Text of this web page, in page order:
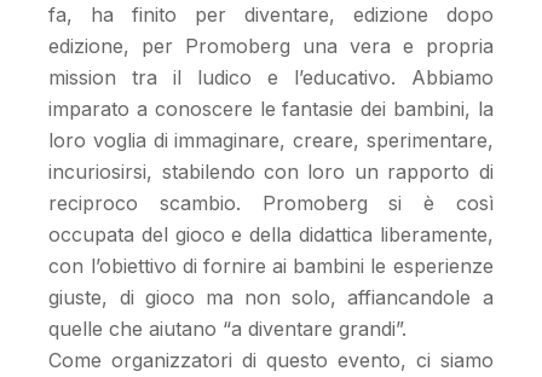
fa, ha finito per diventare, edizione dopo
edizione, per Promoberg una vera e propria
mission tra il ludico e l’educativo. Abbiamo
imparato a conoscere le fantasie dei bambini, la
loro voglia di immaginare, creare, sperimentare,
incuriosirsi, stabilendo con loro un rapporto di
reciproco scambio. Promoberg si è così
occupata del gioco e della didattica liberamente,
con l’obiettivo di fornire ai bambini le esperienze
giuste, di gioco ma non solo, affiancandole a
quelle che aiutano “a diventare grandi”.
Come organizzatori di questo evento, ci siamo